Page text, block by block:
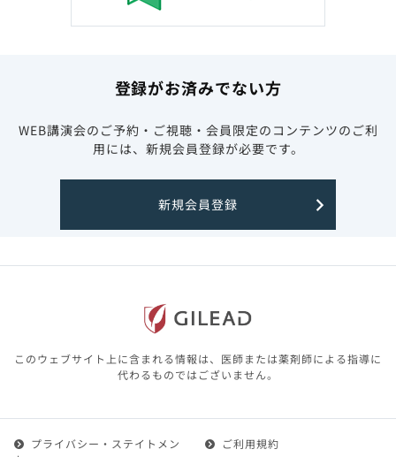
登録がお済みでない方
WEB講演会のご予約・ご視聴・会員限定のコンテンツのご利
用には、新規会員登録が必要です。
新規会員登録
このウェブサイト上に含まれる情報は、医師または薬剤師による指導に
代わるものではございません。
プライバシー・ステイトメン
ご利用規約